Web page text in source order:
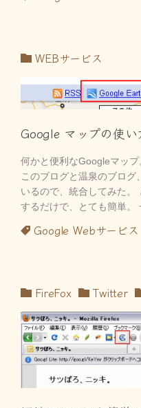
WEBサービス
Google マップの使
何かと便利なGoogleマップ
このブログと温泉のブロ
いるので、統合してみた。
するだけで、とても簡単。
Google Webサービス
FireFox Twitter